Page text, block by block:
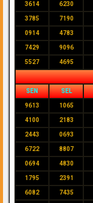
3614 6230
3785 7190
0914 4783
7429 9096
5527 4695
SEN SEL
9613 1065
4100 2183
2443 0693
6722 8807
0694 4830
1795 2391
6082 7435